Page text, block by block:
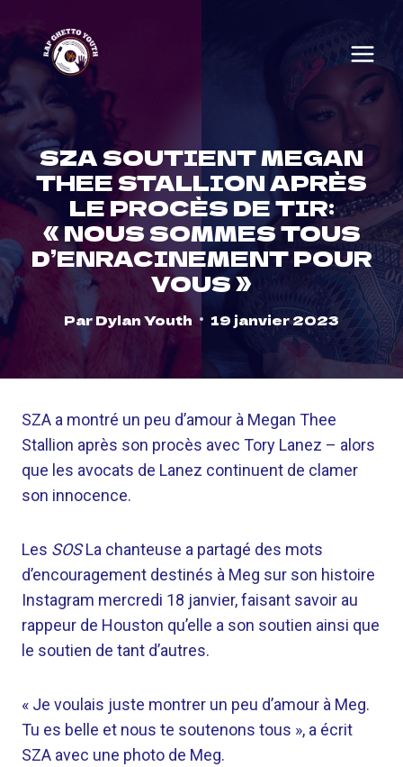
to
content
SZA SOUTIENT MEGAN
THEE STALLION APRÈS
LE PROCÈS DE TIR:
« NOUS SOMMES TOUS
D’ENRACINEMENT POUR
VOUS »
ParDylan Youth 19 janvier 2023
SZA a montré un peu d’amour à Megan Thee
Stallion après son procès avec Tory Lanez – alors
que les avocats de Lanez continuent de clamer
son innocence.
Les SOSLa chanteuse a partagé des mots
d’encouragement destinés à Meg sur son histoire
Instagram mercredi 18 janvier, faisant savoir au
rappeur de Houston qu’elle a son soutien ainsi que
le soutien de tant d’autres.
« Je voulais juste montrer un peu d’amour à Meg.
Tu es belle et nous te soutenons tous », a écrit
SZA avec une photo de Meg.